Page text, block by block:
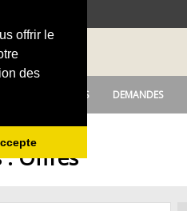
offrir le
des
OFFRES DEMANDES
: Offres